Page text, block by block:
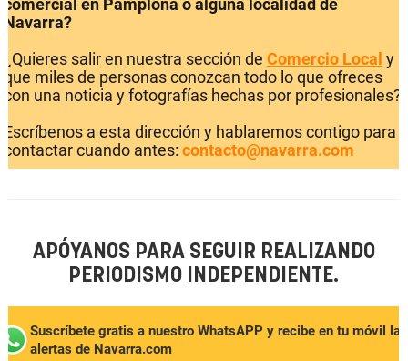
comercial en Pamplona o alguna localidad de
Navarra?
¿Quieres salir en nuestra sección de Comercio Local y
que miles de personas conozcan todo lo que ofreces
con una noticia y fotografías hechas por profesionales?
Escríbenos a esta dirección y hablaremos contigo para
contactar cuando antes: contacto@navarra.com
APÓYANOS PARA SEGUIR REALIZANDO
PERIODISMO INDEPENDIENTE.
Suscríbete gratis a nuestro WhatsAPP y recibe en tu móvil las
alertas de Navarra.com